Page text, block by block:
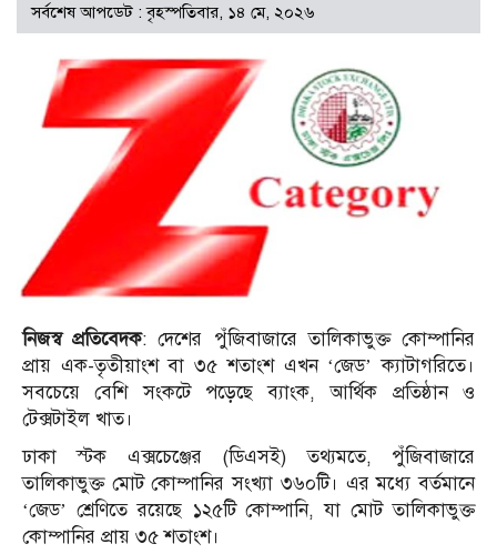
সর্বশেষ আপডেট : বৃহস্পতিবার, ১৪ মে, ২০২৬
নিজস্ব প্রতিবেদক: দেশের পুঁজিবাজারে তালিকাভুক্ত কোম্পানির
প্রায় এক-তৃতীয়াংশ বা ৩৫ শতাংশ এখন ‘জেড’ ক্যাটাগরিতে।
সবচেয়ে বেশি সংকটে পড়েছে ব্যাংক, আর্থিক প্রতিষ্ঠান ও
টেক্সটাইল খাত।
ঢাকা স্টক এক্সচেঞ্জের (ডিএসই) তথ্যমতে, পুঁজিবাজারে
তালিকাভুক্ত মোট কোম্পানির সংখ্যা ৩৬০টি। এর মধ্যে বর্তমানে
‘জেড’ শ্রেণিতে রয়েছে ১২৫টি কোম্পানি, যা মোট তালিকাভুক্ত
কোম্পানির প্রায় ৩৫ শতাংশ।